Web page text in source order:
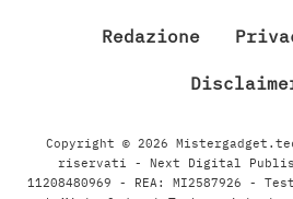
Redazione
Copyright © 2026
riservati - Next Digital
11208480969 - REA: MI2587926 -